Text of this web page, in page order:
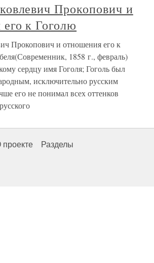
Прокопович и
к Гоголю
Прокопович и отношения его к
1858 г., февраль)
сердцу имя Гоголя; Гоголь был
исключительно русским
его не понимал всех оттенков
проекте Разделы